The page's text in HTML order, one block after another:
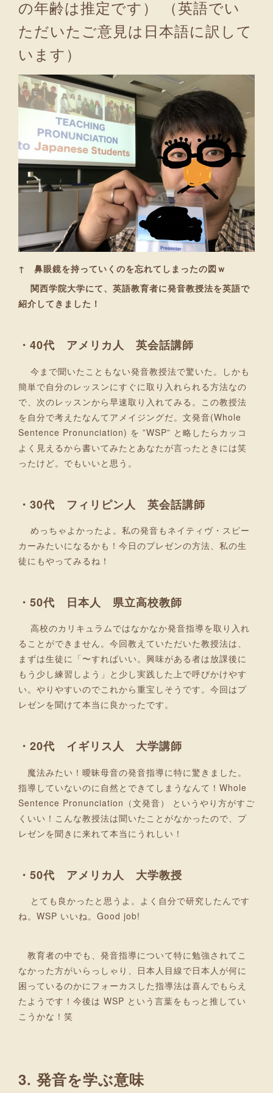
の年齢は推定です） （英語でい
ただいたご意見は日本語に訳して
います）
↑ 鼻眼鏡を持っていくのを忘れてしまったの図ｗ
関西学院大学にて、英語教育者に発音教授法を英語で
紹介してきました！
・40代 アメリカ人 英会話講師
今まで聞いたこともない発音教授法で驚いた。しかも
簡単で自分のレッスンにすぐに取り入れられる方法なの
で、次のレッスンから早速取り入れてみる。この教授法
を自分で考えたなんてアメイジングだ。文発音(Whole
Sentence Pronunciation) を ”WSP” と略したらカッコ
よく見えるから書いてみたとあなたが言ったときには笑
ったけど。でもいいと思う。
・30代 フィリピン人 英会話講師
めっちゃよかったよ。私の発音もネイティヴ・スピー
カーみたいになるかも！今日のプレゼンの方法、私の生
徒にもやってみるね！
・50代 日本人 県立高校教師
高校のカリキュラムではなかなか発音指導を取り入れ
ることができません。今回教えていただいた教授法は、
まずは生徒に「〜すればいい。興味がある者は放課後に
もう少し練習しよう」と少し実践した上で呼びかけやす
い。やりやすいのでこれから重宝しそうです。今回はプ
レゼンを聞けて本当に良かったです。
・20代 イギリス人 大学講師
魔法みたい！曖昧母音の発音指導に特に驚きました。
指導していないのに自然とできてしまうなんて！Whole
Sentence Pronunciation（文発音） というやり方がすご
くいい！こんな教授法は聞いたことがなかったので、プ
レゼンを聞きに来れて本当にうれしい！
・50代 アメリカ人 大学教授
とても良かったと思うよ。よく自分で研究したんです
ね。WSP いいね。Good job!
教育者の中でも、発音指導について特に勉強されてこ
なかった方がいらっしゃり、日本人目線で日本人が何に
困っているのかにフォーカスした指導法は喜んでもらえ
たようです！今後は WSP という言葉をもっと推してい
こうかな！笑
3. 発音を学ぶ意味